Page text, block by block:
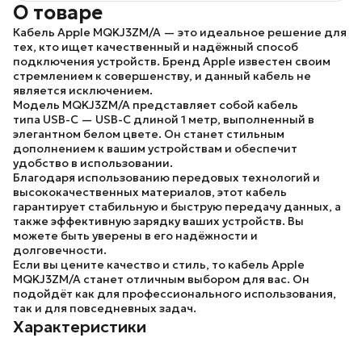
О товаре
Кабель Apple MQKJ3ZM/A — это идеальное решение для
тех, кто ищет качественный и надёжный способ
подключения устройств. Бренд Apple известен своим
стремлением к совершенству, и данный кабель не
является исключением.
Модель MQKJ3ZM/A представляет собой кабель
типа USB-С — USB-С длиной 1 метр, выполненный в
элегантном белом цвете. Он станет стильным
дополнением к вашим устройствам и обеспечит
удобство в использовании.
Благодаря использованию передовых технологий и
высококачественных материалов, этот кабель
гарантирует стабильную и быструю передачу данных, а
также эффективную зарядку ваших устройств. Вы
можете быть уверены в его надёжности и
долговечности.
Если вы цените качество и стиль, то кабель Apple
MQKJ3ZM/A станет отличным выбором для вас. Он
подойдёт как для профессионального использования,
так и для повседневных задач.
Характеристики